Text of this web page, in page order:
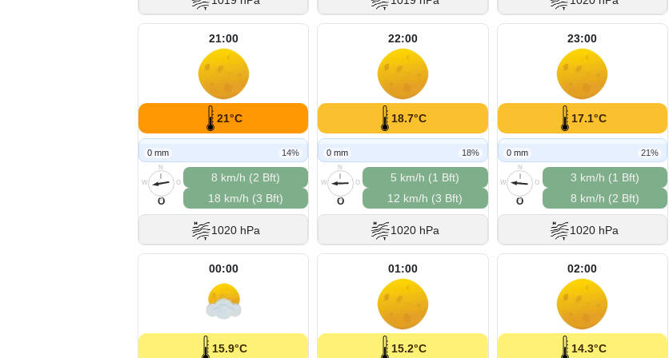
21:00
21°C
0 mm 14%
N
O
S
W
O
8 km/h (2 Bft)
18 km/h (3 Bft)
1020 hPa
22:00
18.7°C
0 mm 18%
N
O
S
W
O
5 km/h (1 Bft)
12 km/h (3 Bft)
1020 hPa
23:00
17.1°C
0 mm 21%
N
O
S
W
O
3 km/h (1 Bft)
8 km/h (2 Bft)
1020 hPa
00:00
15.9°C
01:00
15.2°C
02:00
14.3°C